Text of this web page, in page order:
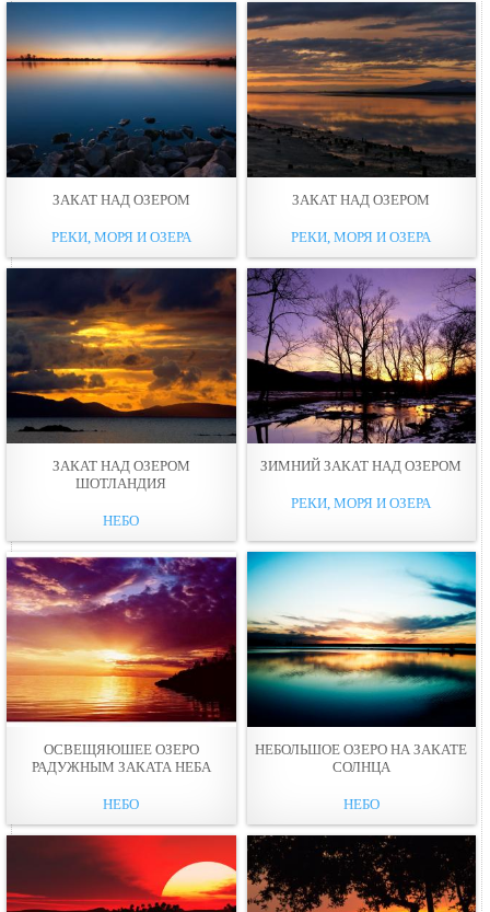
ЗАКАТ НАД ОЗЕРОМ
РЕКИ, МОРЯ И ОЗЕРА
ЗАКАТ НАД ОЗЕРОМ
РЕКИ, МОРЯ И ОЗЕРА
ЗАКАТ НАД ОЗЕРОМ
ШОТЛАНДИЯ
НЕБО
ЗИМНИЙ ЗАКАТ НАД ОЗЕРОМ
РЕКИ, МОРЯ И ОЗЕРА
ОСВЕЩЯЮШЕЕ ОЗЕРО
РАДУЖНЫМ ЗАКАТА НЕБА
НЕБО
НЕБОЛЬШОЕ ОЗЕРО НА ЗАКАТЕ
СОЛНЦА
НЕБО